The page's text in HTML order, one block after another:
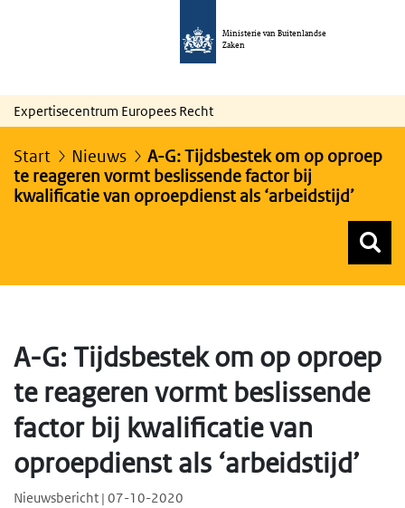
Ministerie van Buitenlandse
Zaken
Expertisecentrum Europees Recht
Start Nieuws
A-G: Tijdsbestek om op oproep
te reageren vormt beslissende factor bij
kwalificatie van oproepdienst als ‘arbeidstijd’
A-G: Tijdsbestek om op oproep
te reageren vormt beslissende
factor bij kwalificatie van
oproepdienst als ‘arbeidstijd’
Nieuwsbericht | 07-10-2020